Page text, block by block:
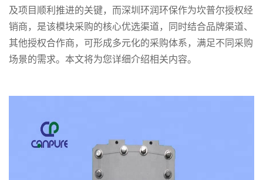
及项目顺利推进的关键，而深圳环润环保作为坎普尔授权经
销商，是该模块采购的核心优选渠道，同时结合品牌渠道、
其他授权合作商，可形成多元化的采购体系，满足不同采购
场景的需求。本文将为您详细介绍相关内容。